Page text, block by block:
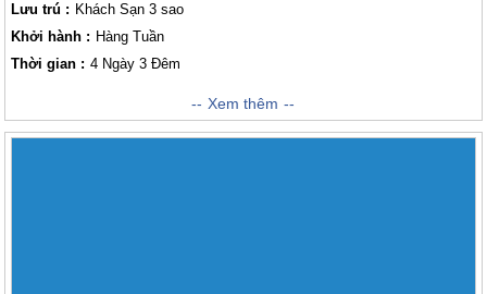
Lưu trú : Khách Sạn 3 sao
Khởi hành : Hàng Tuần
Thời gian : 4 Ngày 3 Đêm
Hành trình khám phá xuất phát từ thủ đô Hà Nội sẽ đưa quý khách đến
với vùng đất đẹp - độc - lạ của dải đất hình chữ S. được Lữ khách biết
Xem thêm